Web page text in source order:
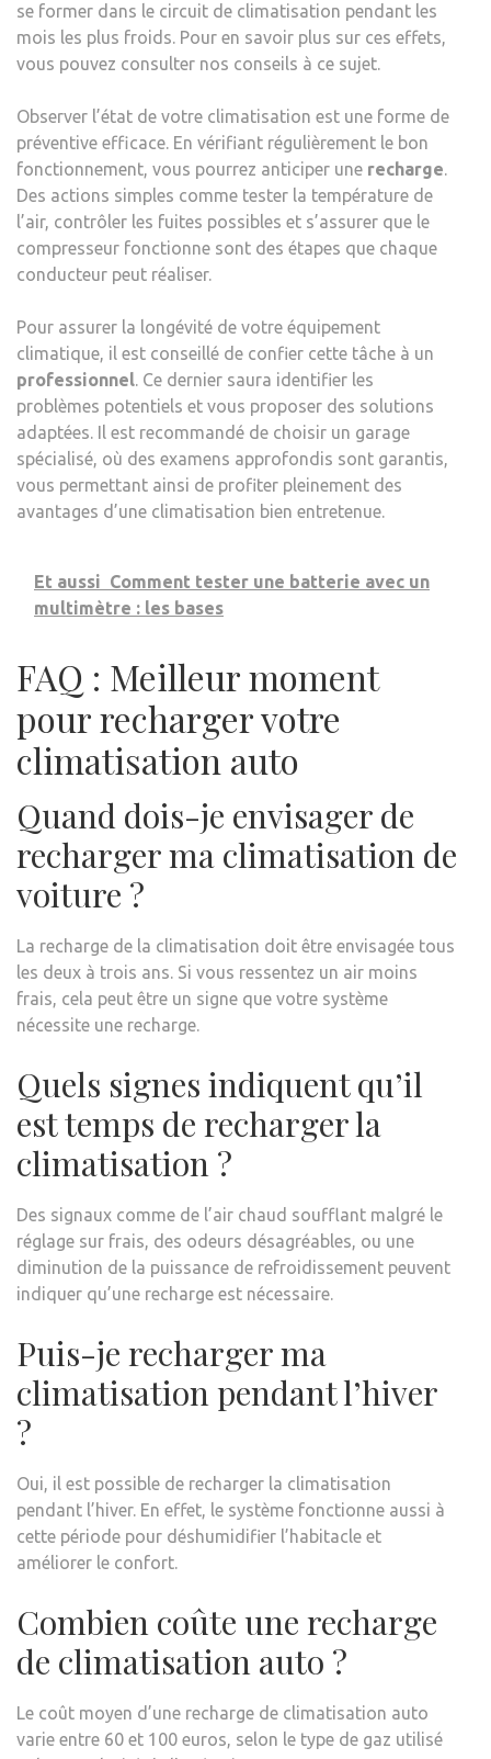
se former dans le circuit de climatisation pendant les
mois les plus froids. Pour en savoir plus sur ces effets,
vous pouvez consulter nos conseils à ce sujet.
Observer l’état de votre climatisation est une forme de
préventive efficace. En vérifiant régulièrement le bon
fonctionnement, vous pourrez anticiper une recharge.
Des actions simples comme tester la température de
l’air, contrôler les fuites possibles et s’assurer que le
compresseur fonctionne sont des étapes que chaque
conducteur peut réaliser.
Pour assurer la longévité de votre équipement
climatique, il est conseillé de confier cette tâche à un
professionnel. Ce dernier saura identifier les
problèmes potentiels et vous proposer des solutions
adaptées. Il est recommandé de choisir un garage
spécialisé, où des examens approfondis sont garantis,
vous permettant ainsi de profiter pleinement des
avantages d’une climatisation bien entretenue.
Et aussi Comment tester une batterie avec un
multimètre : les bases
FAQ : Meilleur moment
pour recharger votre
climatisation auto
Quand dois-je envisager de
recharger ma climatisation de
voiture ?
La recharge de la climatisation doit être envisagée tous
les deux à trois ans. Si vous ressentez un air moins
frais, cela peut être un signe que votre système
nécessite une recharge.
Quels signes indiquent qu’il
est temps de recharger la
climatisation ?
Des signaux comme de l’air chaud soufflant malgré le
réglage sur frais, des odeurs désagréables, ou une
diminution de la puissance de refroidissement peuvent
indiquer qu’une recharge est nécessaire.
Puis-je recharger ma
climatisation pendant l’hiver
?
Oui, il est possible de recharger la climatisation
pendant l’hiver. En effet, le système fonctionne aussi à
cette période pour déshumidifier l’habitacle et
améliorer le confort.
Combien coûte une recharge
de climatisation auto ?
Le coût moyen d’une recharge de climatisation auto
varie entre 60 et 100 euros, selon le type de gaz utilisé